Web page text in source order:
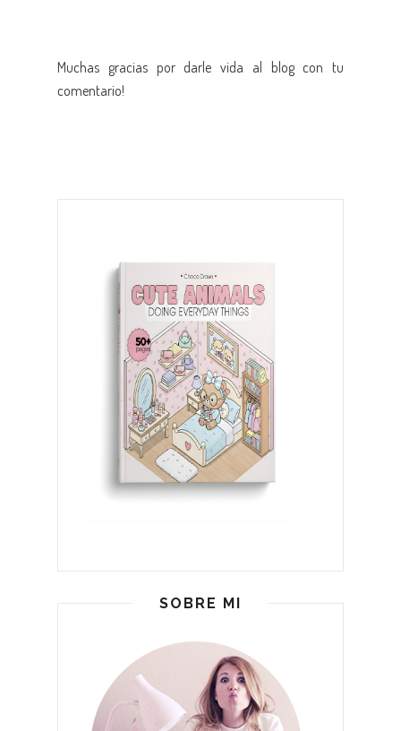
Muchas gracias por darle vida al blog con tu
comentario!
SOBRE MI